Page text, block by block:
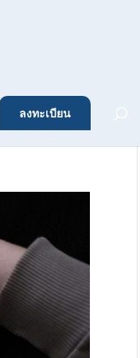
ลงทะเบียน